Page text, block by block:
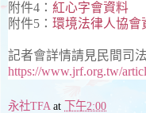
附件4： 紅心字會資料
附件5： 環境法律人協會
記者會詳情請見民間司
https://www.jrf.org.tw/
永社TFA at 下午2:00